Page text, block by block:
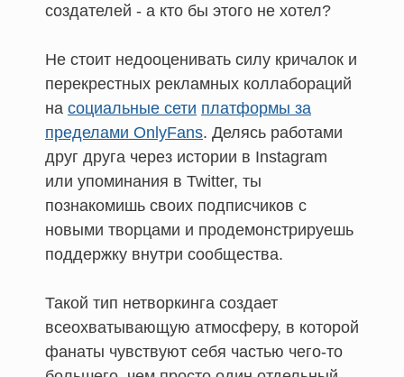
создателей - а кто бы этого не хотел?
Не стоит недооценивать силу кричалок и
перекрестных рекламных коллабораций
на социальные сети платформы за
пределами OnlyFans. Делясь работами
друг друга через истории в Instagram
или упоминания в Twitter, ты
познакомишь своих подписчиков с
новыми творцами и продемонстрируешь
поддержку внутри сообщества.
Такой тип нетворкинга создает
всеохватывающую атмосферу, в которой
фанаты чувствуют себя частью чего-то